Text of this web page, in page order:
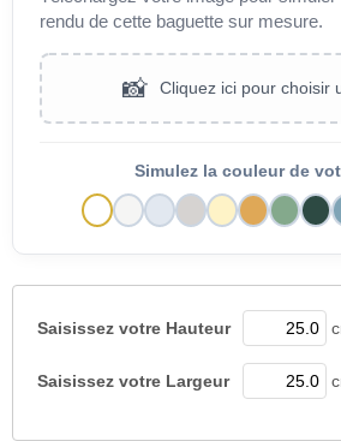
rendu de cette baguette sur mesure.
📸 Cliquez ici pour choisir
Simulez la couleur de
Saisissez votre Hauteur
Saisissez votre Largeur